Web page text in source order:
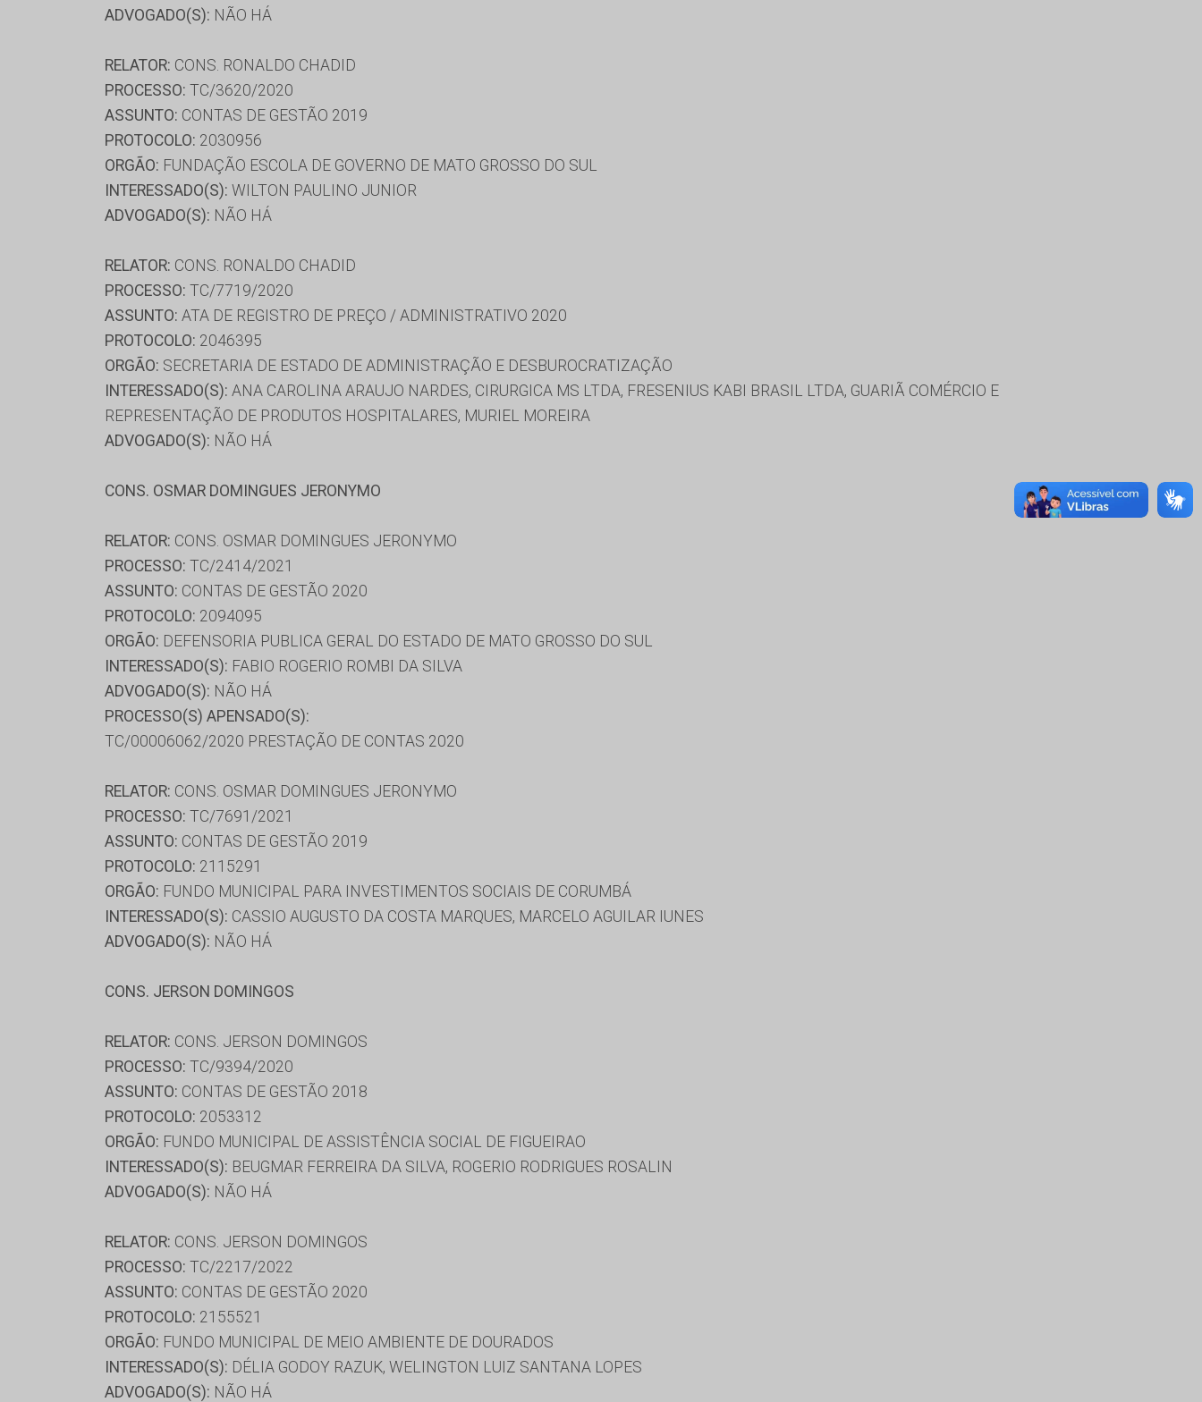
ADVOGADO(S): NÃO HÁ
RELATOR: CONS. RONALDO CHADID
PROCESSO: TC/3620/2020
ASSUNTO: CONTAS DE GESTÃO 2019
PROTOCOLO: 2030956
ORGÃO: FUNDAÇÃO ESCOLA DE GOVERNO DE MATO GROSSO DO SUL
INTERESSADO(S): WILTON PAULINO JUNIOR
ADVOGADO(S): NÃO HÁ
RELATOR: CONS. RONALDO CHADID
PROCESSO: TC/7719/2020
ASSUNTO: ATA DE REGISTRO DE PREÇO / ADMINISTRATIVO 2020
PROTOCOLO: 2046395
ORGÃO: SECRETARIA DE ESTADO DE ADMINISTRAÇÃO E DESBUROCRATIZAÇÃO
INTERESSADO(S): ANA CAROLINA ARAUJO NARDES, CIRURGICA MS LTDA, FRESENIUS KABI BRASIL LTDA, GUARIÃ COMÉRCIO E
REPRESENTAÇÃO DE PRODUTOS HOSPITALARES, MURIEL MOREIRA
ADVOGADO(S): NÃO HÁ
CONS. OSMAR DOMINGUES JERONYMO
RELATOR: CONS. OSMAR DOMINGUES JERONYMO
PROCESSO: TC/2414/2021
ASSUNTO: CONTAS DE GESTÃO 2020
PROTOCOLO: 2094095
ORGÃO: DEFENSORIA PUBLICA GERAL DO ESTADO DE MATO GROSSO DO SUL
INTERESSADO(S): FABIO ROGERIO ROMBI DA SILVA
ADVOGADO(S): NÃO HÁ
PROCESSO(S) APENSADO(S):
TC/00006062/2020 PRESTAÇÃO DE CONTAS 2020
RELATOR: CONS. OSMAR DOMINGUES JERONYMO
PROCESSO: TC/7691/2021
ASSUNTO: CONTAS DE GESTÃO 2019
PROTOCOLO: 2115291
ORGÃO: FUNDO MUNICIPAL PARA INVESTIMENTOS SOCIAIS DE CORUMBÁ
INTERESSADO(S): CASSIO AUGUSTO DA COSTA MARQUES, MARCELO AGUILAR IUNES
ADVOGADO(S): NÃO HÁ
CONS. JERSON DOMINGOS
RELATOR: CONS. JERSON DOMINGOS
PROCESSO: TC/9394/2020
ASSUNTO: CONTAS DE GESTÃO 2018
PROTOCOLO: 2053312
ORGÃO: FUNDO MUNICIPAL DE ASSISTÊNCIA SOCIAL DE FIGUEIRAO
INTERESSADO(S): BEUGMAR FERREIRA DA SILVA, ROGERIO RODRIGUES ROSALIN
ADVOGADO(S): NÃO HÁ
RELATOR: CONS. JERSON DOMINGOS
PROCESSO: TC/2217/2022
ASSUNTO: CONTAS DE GESTÃO 2020
PROTOCOLO: 2155521
ORGÃO: FUNDO MUNICIPAL DE MEIO AMBIENTE DE DOURADOS
INTERESSADO(S): DÉLIA GODOY RAZUK, WELINGTON LUIZ SANTANA LOPES
ADVOGADO(S): NÃO HÁ